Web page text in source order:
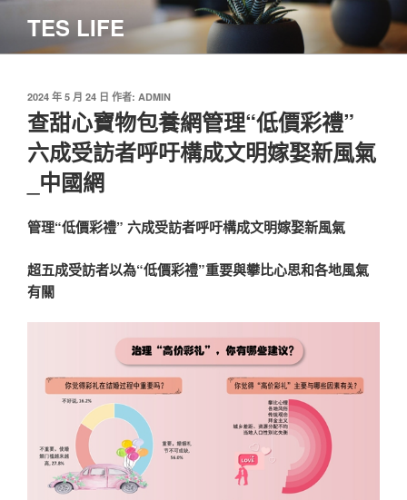
主
TES LIFE
發
佈
於
2024 年 5 月 24 日 作者: ADMIN
查甜心寶物包養網管理“低價彩禮”
六成受訪者呼吁構成文明嫁娶新風氣
_中國網
管理“低價彩禮” 六成受訪者呼吁構成文明嫁娶新風氣
超五成受訪者以為“低價彩禮”重要與攀比心思和各地風氣
有關